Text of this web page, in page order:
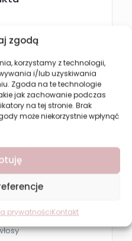
zgodą
korzystamy z technologii,
i/lub uzyskiwania
Zgoda na te technologie
jak zachowanie podczas
na tej stronie. Brak
może niekorzystnie wpłynąć
prywatnościKontakt
i
zniszczone i
olej konopny z CBD
zapewnia:
pasma